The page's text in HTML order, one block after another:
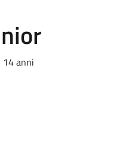
14 anni